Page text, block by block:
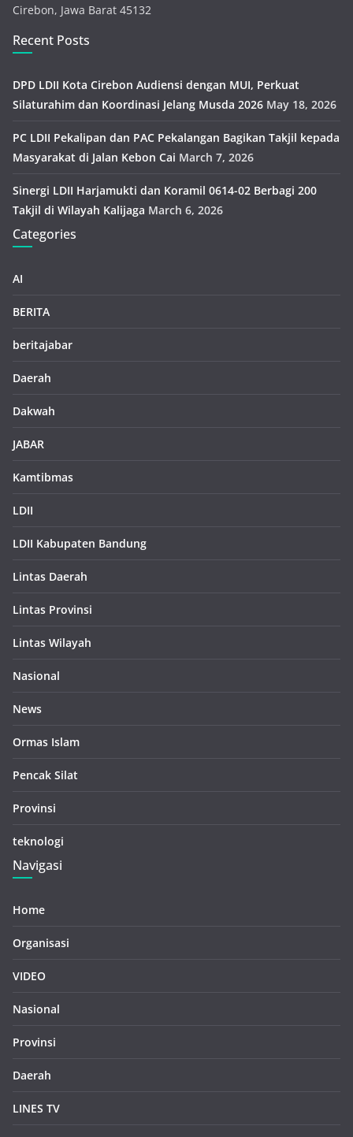
Cirebon, Jawa Barat 45132
Recent Posts
DPD LDII Kota Cirebon Audiensi dengan MUI, Perkuat
Silaturahim dan Koordinasi Jelang Musda 2026 May 18, 2026
PC LDII Pekalipan dan PAC Pekalangan Bagikan Takjil kepada
Masyarakat di Jalan Kebon Cai March 7, 2026
Sinergi LDII Harjamukti dan Koramil 0614-02 Berbagi 200
Takjil di Wilayah Kalijaga March 6, 2026
Categories
AI
BERITA
beritajabar
Daerah
Dakwah
JABAR
Kamtibmas
LDII
LDII Kabupaten Bandung
Lintas Daerah
Lintas Provinsi
Lintas Wilayah
Nasional
News
Ormas Islam
Pencak Silat
Provinsi
teknologi
Navigasi
Home
Organisasi
VIDEO
Nasional
Provinsi
Daerah
LINES TV